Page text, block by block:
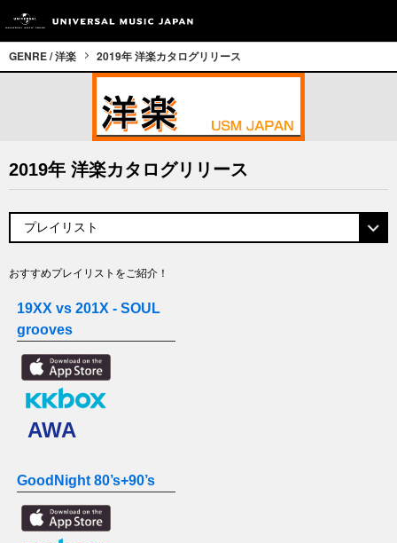
GENRE / 洋楽 2019年 洋楽カタログリリース
2019年 洋楽カタログリリース
おすすめプレイリストをご紹介！
19XX vs 201X - SOUL
grooves
AWA
GoodNight 80’s+90’s